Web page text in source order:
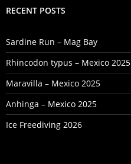
RECENT POSTS
Sardine Run – Mag Bay
Rhincodon typus – Mexico 2025
Maravilla – Mexico 2025
Anhinga – Mexico 2025
Ice Freediving 2026